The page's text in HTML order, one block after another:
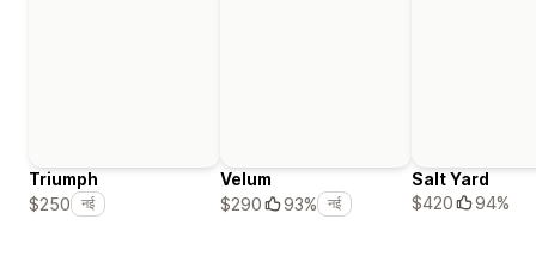
Triumph
$250
नई
Velum
$290
93% नई
Salt Yard
$420
94%